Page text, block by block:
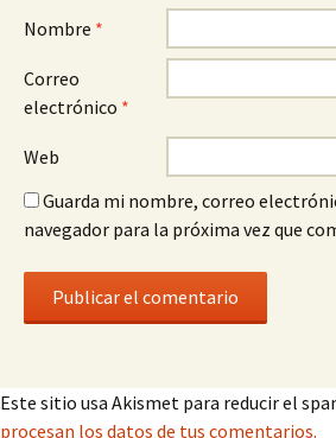
Nombre *
Correo
electrónico *
Web
Guarda mi nombre, correo
navegador para la próxima vez que
Este sitio usa Akismet para reducir el
procesan los datos de tus comentarios.